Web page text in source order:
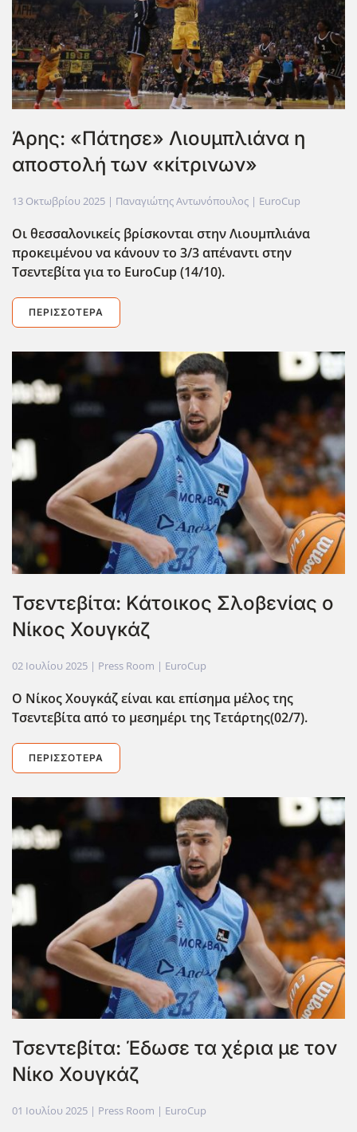
Άρης: «Πάτησε» Λιουμπλιάνα η
αποστολή των «κίτρινων»
13 Οκτωβρίου 2025 | Παναγιώτης Αντωνόπουλος | EuroCup
Οι θεσσαλονικείς βρίσκονται στην Λιουμπλιάνα
προκειμένου να κάνουν το 3/3 απέναντι στην
Τσεντεβίτα για το EuroCup (14/10).
ΠΕΡΙΣΣΌΤΕΡΑ
Τσεντεβίτα: Κάτοικος Σλοβενίας ο
Νίκος Χουγκάζ
02 Ιουλίου 2025 | Press Room | EuroCup
Ο Νίκος Χουγκάζ είναι και επίσημα μέλος της
Τσεντεβίτα από το μεσημέρι της Τετάρτης(02/7).
ΠΕΡΙΣΣΌΤΕΡΑ
Τσεντεβίτα: Έδωσε τα χέρια με τον
Νίκο Χουγκάζ
01 Ιουλίου 2025 | Press Room | EuroCup